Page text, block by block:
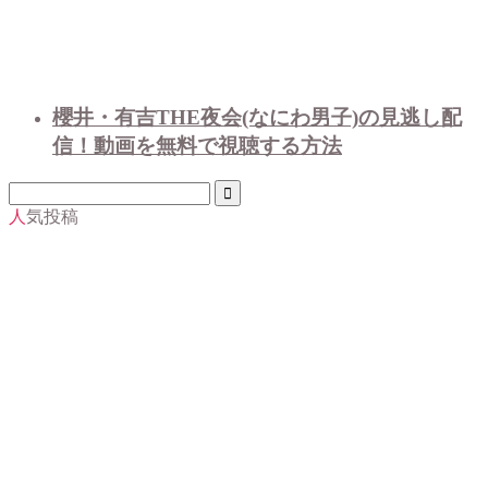
櫻井・有吉THE夜会(なにわ男子)の見逃し配
信！動画を無料で視聴する方法
人気投稿